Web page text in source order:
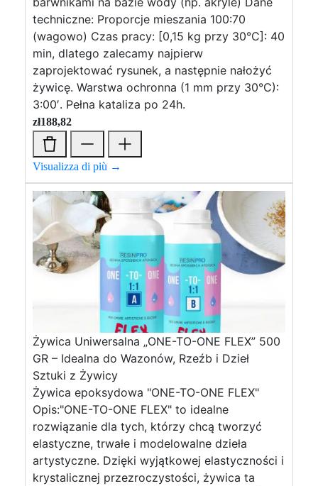
techniczne: Proporcje mieszania 100:70
(wagowo) Czas pracy: [0,15 kg przy 30°C]: 40
min, dlatego zalecamy najpierw
zaprojektować rysunek, a następnie nałożyć
żywicę. Warstwa ochronna (1 mm przy 30°C):
3:00′. Pełna kataliza po 24h.
zł188,82
Visualizza di più →
Żywica Uniwersalna „ONE-TO-ONE FLEX” 500
GR – Idealna do Wazonów, Rzeźb i Dzieł
Sztuki z Żywicy
Żywica epoksydowa "ONE-TO-ONE FLEX"
Opis:"ONE-TO-ONE FLEX" to idealne
rozwiązanie dla tych, którzy chcą tworzyć
elastyczne, trwałe i modelowalne dzieła
artystyczne. Dzięki wyjątkowej elastyczności i
krystalicznej przezroczystości, żywica ta